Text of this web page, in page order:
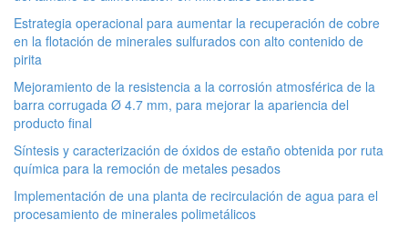
Estrategia operacional para aumentar la recuperación de cobre
en la flotación de minerales sulfurados con alto contenido de
pirita
Mejoramiento de la resistencia a la corrosión atmosférica de la
barra corrugada Ø 4.7 mm, para mejorar la apariencia del
producto final
Síntesis y caracterización de óxidos de estaño obtenida por ruta
química para la remoción de metales pesados
Implementación de una planta de recirculación de agua para el
procesamiento de minerales polimetálicos